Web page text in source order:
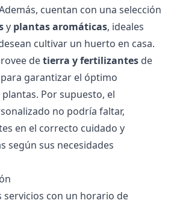
cuentan con una selección
y plantas aromáticas, ideales
cultivar un huerto en casa.
detierra y fertilizantes de
garantizar el óptimo
Por supuesto, el
no podría faltar,
en el correcto cuidado y
según sus necesidades
servicios con un horario de